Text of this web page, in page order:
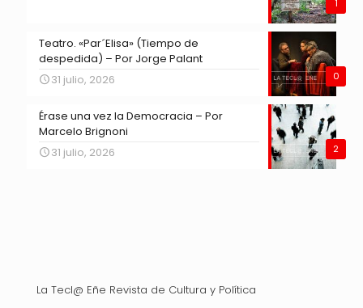
1
0
Teatro. «Par´Elisa» (Tiempo de
despedida) – Por Jorge Palant
31 julio, 2026
2
Érase una vez la Democracia – Por
Marcelo Brignoni
31 julio, 2026
La Tecl@ Eñe Revista de Cultura y Política